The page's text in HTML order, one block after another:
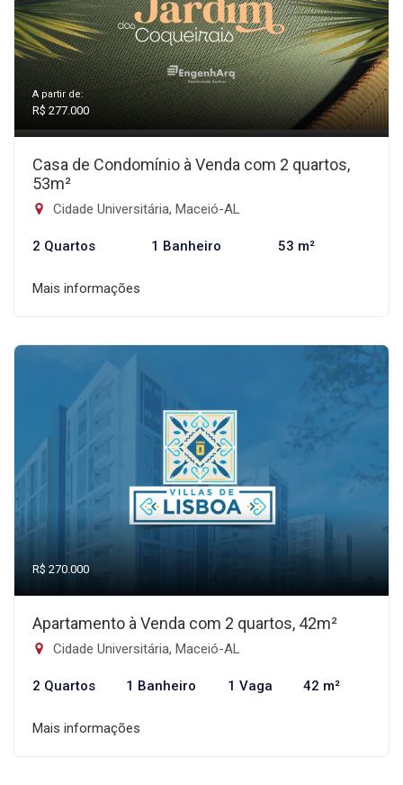
A partir de:
R$ 277.000
Casa de Condomínio à Venda com 2 quartos,
53m²
Cidade Universitária, Maceió-AL
2 Quartos 1 Banheiro 53 m²
Mais informações
R$ 270.000
Apartamento à Venda com 2 quartos, 42m²
Cidade Universitária, Maceió-AL
2 Quartos 1 Banheiro 1 Vaga 42 m²
Mais informações